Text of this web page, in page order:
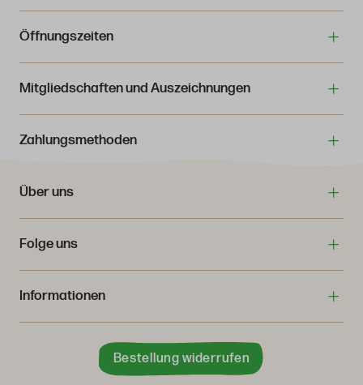
Öffnungszeiten
Mitgliedschaften und Auszeichnungen
Zahlungsmethoden
Über uns
Folge uns
Informationen
Bestellung widerrufen